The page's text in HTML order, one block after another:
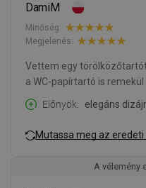
DamiM
Minőség:
Megjelenés:
Vettem egy
a WC-papírtartó is remekül
Előnyök
elegáns
Mutassa meg az
A vélemény